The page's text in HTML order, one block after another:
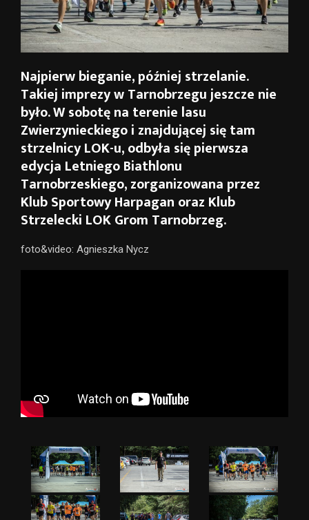
Najpierw bieganie, później strzelanie.
Takiej imprezy w Tarnobrzegu jeszcze nie
było. W sobotę na terenie lasu
Zwierzynieckiego i znajdującej się tam
strzelnicy LOK-u, odbyła się pierwsza
edycja Letniego Biathlonu
Tarnobrzeskiego, zorganizowana przez
Klub Sportowy Harpagan oraz Klub
Strzelecki LOK Grom Tarnobrzeg.
foto&video: Agnieszka Nycz